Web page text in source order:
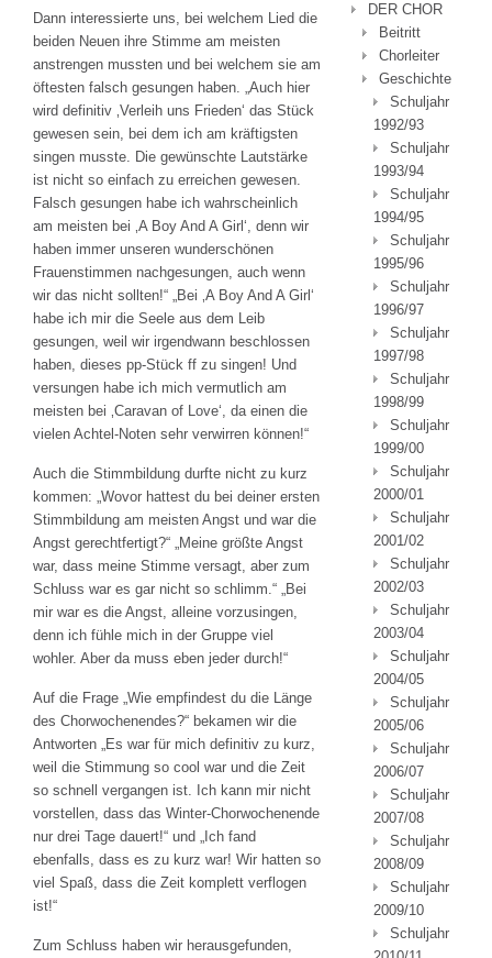
Dann interessierte uns, bei welchem Lied die
beiden Neuen ihre Stimme am meisten
anstrengen mussten und bei welchem sie am
öftesten falsch gesungen haben. „Auch hier
wird definitiv ‚Verleih uns Frieden‘ das Stück
gewesen sein, bei dem ich am kräftigsten
singen musste. Die gewünschte Lautstärke
ist nicht so einfach zu erreichen gewesen.
Falsch gesungen habe ich wahrscheinlich
am meisten bei ‚A Boy And A Girl‘, denn wir
haben immer unseren wunderschönen
Frauenstimmen nachgesungen, auch wenn
wir das nicht sollten!“ „Bei ‚A Boy And A Girl‘
habe ich mir die Seele aus dem Leib
gesungen, weil wir irgendwann beschlossen
haben, dieses pp-Stück ff zu singen! Und
versungen habe ich mich vermutlich am
meisten bei ‚Caravan of Love‘, da einen die
vielen Achtel-Noten sehr verwirren können!“
Auch die Stimmbildung durfte nicht zu kurz
kommen: „Wovor hattest du bei deiner ersten
Stimmbildung am meisten Angst und war die
Angst gerechtfertigt?“ „Meine größte Angst
war, dass meine Stimme versagt, aber zum
Schluss war es gar nicht so schlimm.“ „Bei
mir war es die Angst, alleine vorzusingen,
denn ich fühle mich in der Gruppe viel
wohler. Aber da muss eben jeder durch!“
Auf die Frage „Wie empfindest du die Länge
des Chorwochenendes?“ bekamen wir die
Antworten „Es war für mich definitiv zu kurz,
weil die Stimmung so cool war und die Zeit
so schnell vergangen ist. Ich kann mir nicht
vorstellen, dass das Winter-Chorwochenende
nur drei Tage dauert!“ und „Ich fand
ebenfalls, dass es zu kurz war! Wir hatten so
viel Spaß, dass die Zeit komplett verflogen
ist!“
Zum Schluss haben wir herausgefunden,
DER CHOR
Beitritt
Chorleiter
Geschichte
Schuljahr
1992/93
Schuljahr
1993/94
Schuljahr
1994/95
Schuljahr
1995/96
Schuljahr
1996/97
Schuljahr
1997/98
Schuljahr
1998/99
Schuljahr
1999/00
Schuljahr
2000/01
Schuljahr
2001/02
Schuljahr
2002/03
Schuljahr
2003/04
Schuljahr
2004/05
Schuljahr
2005/06
Schuljahr
2006/07
Schuljahr
2007/08
Schuljahr
2008/09
Schuljahr
2009/10
Schuljahr